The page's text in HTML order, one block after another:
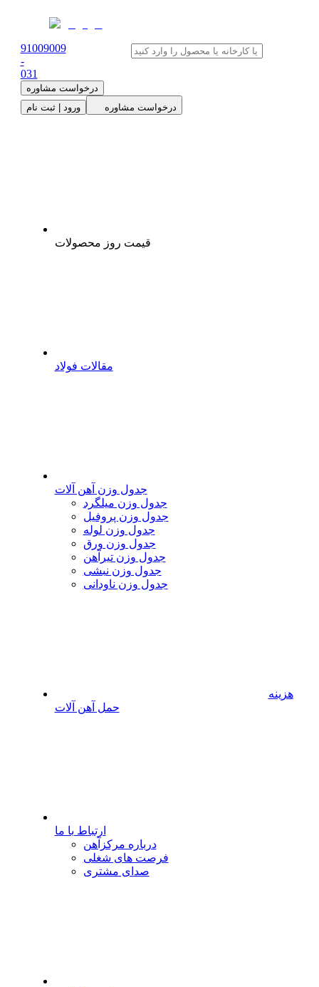
91009009
-
031
درخواست مشاوره
ورود | ثبت نام
درخواست مشاوره
قیمت روز محصولات
مقالات فولاد
جدول وزن آهن آلات
جدول وزن میلگرد
جدول وزن پروفیل
جدول وزن لوله
جدول وزن ورق
جدول وزن تیرآهن
جدول وزن نبشی
جدول وزن ناودانی
هزینه
حمل آهن آلات
ارتباط با ما
درباره مرکزآهن
فرصت های شغلی
صدای مشتری